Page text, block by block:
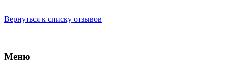
Вернуться к списку отзывов
Меню